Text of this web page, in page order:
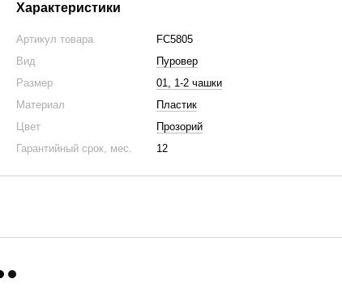
Характеристики
Артикул товара
FC5805
Вид
Пуровер
Размер
01, 1-2 чашки
Материал
Пластик
Цвет
Прозорий
Гарантийный срок, мес.
12